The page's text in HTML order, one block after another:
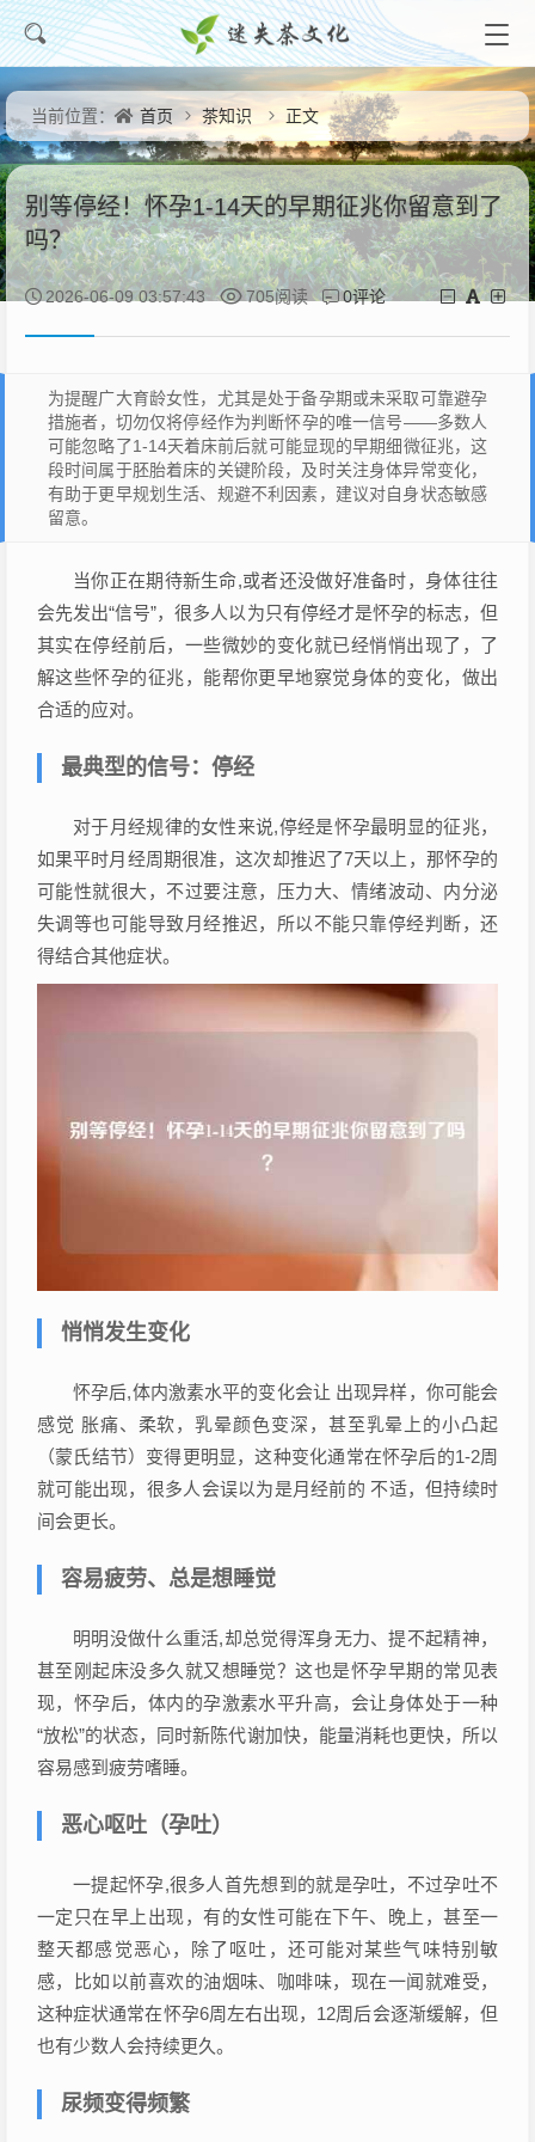
当前位置： 首页 茶知识 正文
别等停经！怀孕1-14天的早期征兆你留意到了
吗？
2026-06-09 03:57:43 705阅读 0评论
为提醒广大育龄女性，尤其是处于备孕期或未采取可靠避孕
措施者，切勿仅将停经作为判断怀孕的唯一信号——多数人
可能忽略了1-14天着床前后就可能显现的早期细微征兆，这
段时间属于胚胎着床的关键阶段，及时关注身体异常变化，
有助于更早规划生活、规避不利因素，建议对自身状态敏感
留意。
当你正在期待新生命,或者还没做好准备时，身体往往
会先发出“信号”，很多人以为只有停经才是怀孕的标志，但
其实在停经前后，一些微妙的变化就已经悄悄出现了，了
解这些怀孕的征兆，能帮你更早地察觉身体的变化，做出
合适的应对。
最典型的信号：停经
对于月经规律的女性来说,停经是怀孕最明显的征兆，
如果平时月经周期很准，这次却推迟了7天以上，那怀孕的
可能性就很大，不过要注意，压力大、情绪波动、内分泌
失调等也可能导致月经推迟，所以不能只靠停经判断，还
得结合其他症状。
悄悄发生变化
怀孕后,体内激素水平的变化会让 出现异样，你可能会
感觉 胀痛、柔软，乳晕颜色变深，甚至乳晕上的小凸起
（蒙氏结节）变得更明显，这种变化通常在怀孕后的1-2周
就可能出现，很多人会误以为是月经前的 不适，但持续时
间会更长。
容易疲劳、总是想睡觉
明明没做什么重活,却总觉得浑身无力、提不起精神，
甚至刚起床没多久就又想睡觉？这也是怀孕早期的常见表
现，怀孕后，体内的孕激素水平升高，会让身体处于一种
“放松”的状态，同时新陈代谢加快，能量消耗也更快，所以
容易感到疲劳嗜睡。
恶心呕吐（孕吐）
一提起怀孕,很多人首先想到的就是孕吐，不过孕吐不
一定只在早上出现，有的女性可能在下午、晚上，甚至一
整天都感觉恶心，除了呕吐，还可能对某些气味特别敏
感，比如以前喜欢的油烟味、咖啡味，现在一闻就难受，
这种症状通常在怀孕6周左右出现，12周后会逐渐缓解，但
也有少数人会持续更久。
尿频变得频繁